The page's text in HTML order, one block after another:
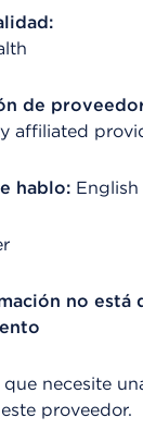
de
affiliated
hablo: English
no está
necesite
proveedor.